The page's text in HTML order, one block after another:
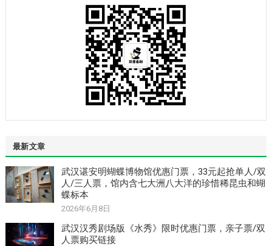
最新文章
武汉谌安明蝴蝶博物馆优惠门票，33元起抢单人/双
人/三人票，馆内含七大洲八大洋的珍惜稀昆虫和蝴
蝶标本
2026年6月8日
武汉汉秀剧场版《水秀》限时优惠门票，亲子票/双
人票购买链接